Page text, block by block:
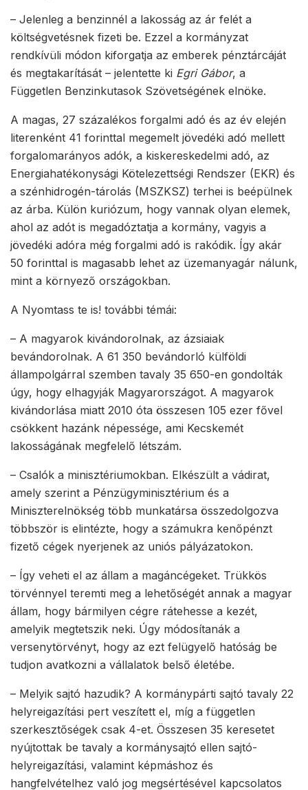
– Jelenleg a benzinnél a lakosság az ár felét a
költségvetésnek fizeti be. Ezzel a kormányzat
rendkívüli módon kiforgatja az emberek pénztárcáját
és megtakarítását – jelentette ki Egri Gábor, a
Független Benzinkutasok Szövetségének elnöke.
A magas, 27 százalékos forgalmi adó és az év elején
literenként 41 forinttal megemelt jövedéki adó mellett
forgalomarányos adók, a kiskereskedelmi adó, az
Energiahatékonysági Kötelezettségi Rendszer (EKR) és
a szénhidrogén-tárolás (MSZKSZ) terhei is beépülnek
az árba. Külön kuriózum, hogy vannak olyan elemek,
ahol az adót is megadóztatja a kormány, vagyis a
jövedéki adóra még forgalmi adó is rakódik. Így akár
50 forinttal is magasabb lehet az üzemanyagár nálunk,
mint a környező országokban.
A Nyomtass te is! további témái:
– A magyarok kivándorolnak, az ázsiaiak
bevándorolnak. A 61 350 bevándorló külföldi
állampolgárral szemben tavaly 35 650-en gondolták
úgy, hogy elhagyják Magyarországot. A magyarok
kivándorlása miatt 2010 óta összesen 105 ezer fővel
csökkent hazánk népessége, ami Kecskemét
lakosságának megfelelő létszám.
– Csalók a minisztériumokban. Elkészült a vádirat,
amely szerint a Pénzügyminisztérium és a
Miniszterelnökség több munkatársa összedolgozva
többször is elintézte, hogy a számukra kenőpénzt
fizető cégek nyerjenek az uniós pályázatokon.
– Így veheti el az állam a magáncégeket. Trükkös
törvénnyel teremti meg a lehetőségét annak a magyar
állam, hogy bármilyen cégre rátehesse a kezét,
amelyik megtetszik neki. Úgy módosítanák a
versenytörvényt, hogy az ezt felügyelő hatóság be
tudjon avatkozni a vállalatok belső életébe.
– Melyik sajtó hazudik? A kormánypárti sajtó tavaly 22
helyreigazítási pert veszített el, míg a független
szerkesztőségek csak 4-et. Összesen 35 keresetet
nyújtottak be tavaly a kormánysajtó ellen sajtó-
helyreigazítási, valamint képmáshoz és
hangfelvételhez való jog megsértésével kapcsolatos